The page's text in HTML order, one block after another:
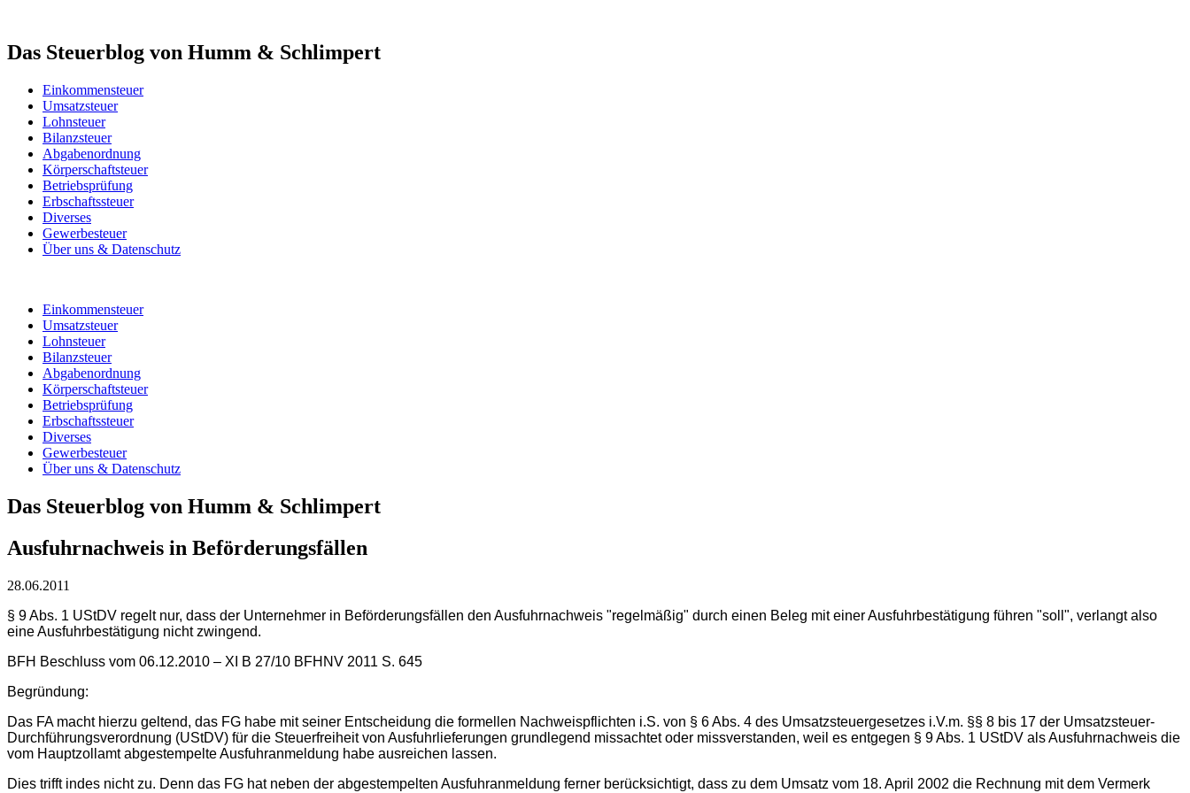
Das Steuerblog von Humm & Schlimpert
Einkommensteuer
Umsatzsteuer
Lohnsteuer
Bilanzsteuer
Abgabenordnung
Körperschaftsteuer
Betriebsprüfung
Erbschaftssteuer
Diverses
Gewerbesteuer
Über uns & Datenschutz
Einkommensteuer
Umsatzsteuer
Lohnsteuer
Bilanzsteuer
Abgabenordnung
Körperschaftsteuer
Betriebsprüfung
Erbschaftssteuer
Diverses
Gewerbesteuer
Über uns & Datenschutz
Das Steuerblog von Humm & Schlimpert
Ausfuhrnachweis in Beförderungsfällen
28.06.2011
§ 9 Abs. 1 UStDV regelt nur, dass der Unternehmer in Beförderungsfällen den Ausfuhrnachweis "regelmäßig" durch einen Beleg mit einer Ausfuhrbestätigung führen "soll", verlangt also
eine Ausfuhrbestätigung nicht zwingend.
BFH Beschluss vom 06.12.2010 – XI B 27/10 BFHNV 2011 S. 645
Begründung:
Das FA macht hierzu geltend, das FG habe mit seiner Entscheidung die formellen Nachweispflichten i.S. von § 6 Abs. 4 des Umsatzsteuergesetzes i.V.m. §§ 8 bis 17 der Umsatzsteuer-
Durchführungsverordnung (UStDV) für die Steuerfreiheit von Ausfuhrlieferungen grundlegend missachtet oder missverstanden, weil es entgegen § 9 Abs. 1 UStDV als Ausfuhrnachweis die
vom Hauptzollamt abgestempelte Ausfuhranmeldung habe ausreichen lassen.
Dies trifft indes nicht zu. Denn das FG hat neben der abgestempelten Ausfuhranmeldung ferner berücksichtigt, dass zu dem Umsatz vom 18. April 2002 die Rechnung mit dem Vermerk